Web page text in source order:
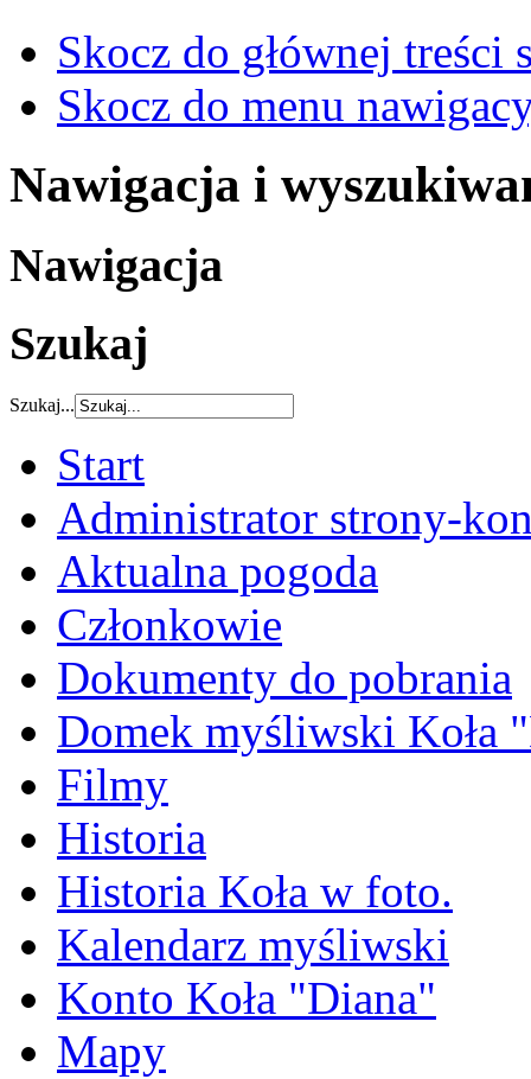
Skocz do głównej treści
Skocz do menu
Nawigacja i
Nawigacja
Szukaj
Szukaj...
Start
Administrator strony-
Aktualna pogoda
Członkowie
Dokumenty do pobrania
Domek myśliwski Koła
Filmy
Historia
Historia Koła w foto.
Kalendarz myśliwski
Konto Koła "Diana"
Mapy